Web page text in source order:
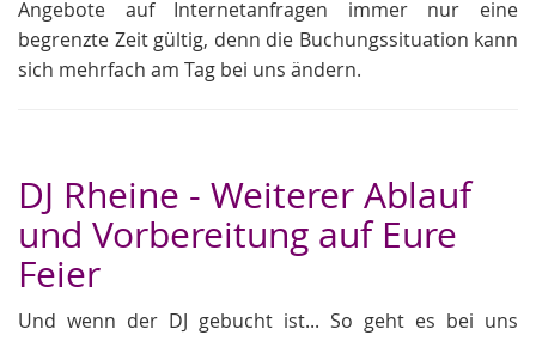
Angebote auf Internetanfragen immer nur eine
begrenzte Zeit gültig, denn die Buchungssituation kann
sich mehrfach am Tag bei uns ändern.
DJ Rheine - Weiterer Ablauf
und Vorbereitung auf Eure
Feier
Und wenn der DJ gebucht ist... So geht es bei uns